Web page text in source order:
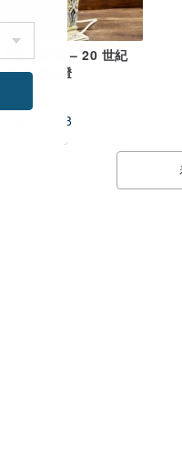
卡波迪蒙特 – 20 世紀
50 年代的燈
US$ 146.38